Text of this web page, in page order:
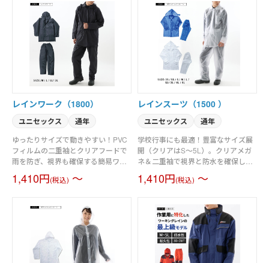
わきポケット、裾幅調節機能も完
備。お洒落なツートンデザインで、
作業からアウトドアまで幅広く対応
します。
レインワーク（1800）
ユニセックス 通年
ゆったりサイズで動きやすい！PVC
フィルムの二重袖とクリアフードで
雨を防ぎ、視界も確保する簡易ワー
1,410円(税込) ～
レインスーツ（1500 ）
ユニセックス 通年
学校行事にも最適！豊富なサイズ展
開（クリアはS～5L）。クリアメガ
ネ＆二重袖で視界と防水を確保し
簡易レインスーツ。
1,410円(税込) ～